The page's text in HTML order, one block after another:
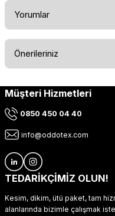
Yorumlar
Önerileriniz
Bu ürünün fiyat bilgisi,
kullanarak tarafımıza
Ürün resmi kalitesiz,
Ürün açıklamasında
Ürün fiyatı diğer
Müşteri Hizmetleri
0850 450 04 40
info@oddotex.com
TEDARİKÇİMİZ OLUN!
Kesim, dikim, ütü paket, tam
alanlarında bizimle çalışmak